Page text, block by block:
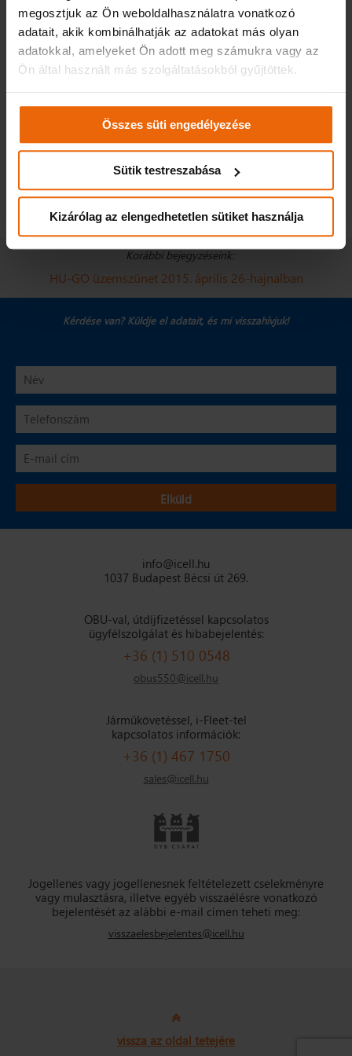
megosztjuk az Ön weboldalhasználatra vonatkozó
adatait, akik kombinálhatják az adatokat más olyan
adatokkal, amelyeket Ön adott meg számukra vagy az
Ön által használt más szolgáltatásokból gyűjtöttek.
Összes süti engedélyezése
Sütik testreszabása
Kizárólag az elengedhetetlen sütiket használja
esetén küldi el a mentőknek,az adatokat pedig másnak
érintettek hozzájárulása nélkül nem lehet átadni. A
gyártóknak azt is meg kell oldaniuk, hogyaz adatokat
véglegesen törölni lehessen.
Forrás:MTI
meg
Kapcsolódó témakörök: E-CALL
KÖZLEKEDÉSBIZTONSÁG
Korábbi bejegyzéseink:
HU-GO üzemszünet 2015. április 26-hajnalban
Kérdése van? Küldje el adatait, és mi visszahívjuk!
info@icell.hu
1037 Budapest Bécsi út 269.
OBU-val, útdíjfizetéssel kapcsolatos
ügyfélszolgálat és hibabejelentés:
+36 (1) 510 0548
obus550@icell.hu
Járműkövetéssel, i-Fleet-tel
kapcsolatos információk:
+36 (1) 467 1750
sales@icell.hu
Jogellenes vagy jogellenesnek feltételezett cselekményre
vagy mulasztásra, illetve egyéb visszaélésre vonatkozó
bejelentését az alábbi e-mail címen teheti meg:
visszaelesbejelentes@icell.hu
vissza az oldal tetejére